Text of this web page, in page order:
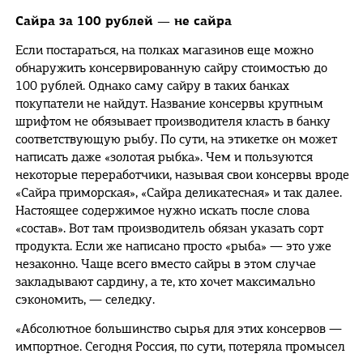
Сайра за 100 рублей — не сайра
Если постараться, на полках магазинов еще можно
обнаружить консервированную сайру стоимостью до
100 рублей. Однако саму сайру в таких банках
покупатели не найдут. Название консервы крупным
шрифтом не обязывает производителя класть в банку
соответствующую рыбу. По сути, на этикетке он может
написать даже «золотая рыбка». Чем и пользуются
некоторые переработчики, называя свои консервы вроде
«Сайра приморская», «Сайра деликатесная» и так далее.
Настоящее содержимое нужно искать после слова
«состав». Вот там производитель обязан указать сорт
продукта. Если же написано просто «рыба» — это уже
незаконно. Чаще всего вместо сайры в этом случае
закладывают сардину, а те, кто хочет максимально
сэкономить, — селедку.
«Абсолютное большинство сырья для этих консервов —
импортное. Сегодня Россия, по сути, потеряла промысел